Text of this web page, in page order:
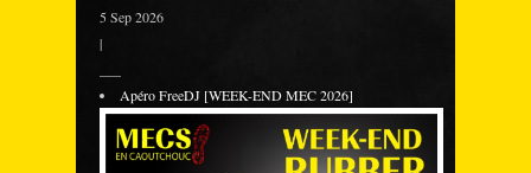
5 Sep 2026
|
Apéro FreeDJ [WEEK-END MEC 2026]